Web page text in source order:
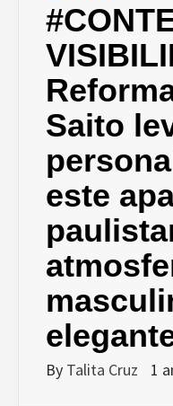
Saito
este
By Talita Cruz 1